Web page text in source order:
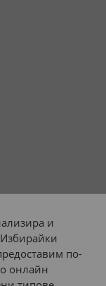
и
по-
онлайн